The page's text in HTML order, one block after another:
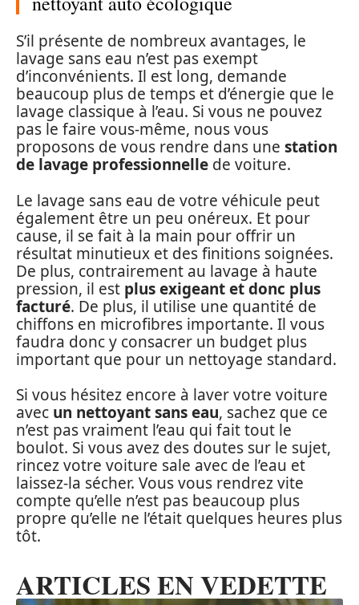
S’il présente de nombreux avantages, le
lavage sans eau n’est pas exempt
d’inconvénients. Il est long, demande
beaucoup plus de temps et d’énergie que le
lavage classique à l’eau. Si vous ne pouvez
pas le faire vous-même, nous vous
proposons de vous rendre dans une station
de lavage professionnelle de voiture.
Le lavage sans eau de votre véhicule peut
également être un peu onéreux. Et pour
cause, il se fait à la main pour offrir un
résultat minutieux et des finitions soignées.
De plus, contrairement au lavage à haute
pression, il est plus exigeant et donc plus
facturé. De plus, il utilise une quantité de
chiffons en microfibres importante. Il vous
faudra donc y consacrer un budget plus
important que pour un nettoyage standard.
Si vous hésitez encore à laver votre voiture
avec un nettoyant sans eau, sachez que ce
n’est pas vraiment l’eau qui fait tout le
boulot. Si vous avez des doutes sur le sujet,
rincez votre voiture sale avec de l’eau et
laissez-la sécher. Vous vous rendrez vite
compte qu’elle n’est pas beaucoup plus
propre qu’elle ne l’était quelques heures plus
tôt.
ARTICLES EN VEDETTE